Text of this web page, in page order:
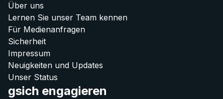
60 €
Donate 60 €
Über uns
Lernen Sie unser Team kennen
Für Medienanfragen
Sicherheit
Impressum
Neuigkeiten und Updates
Unser Status
gsich engagieren